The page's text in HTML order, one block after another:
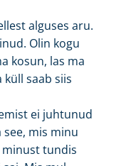
alguses aru.
Olin kogu
kosun, las ma
küll saab siis
ei juhtunud
see, mis minu
minust tundis